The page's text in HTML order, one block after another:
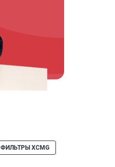
ФИЛЬТРЫ XCMG